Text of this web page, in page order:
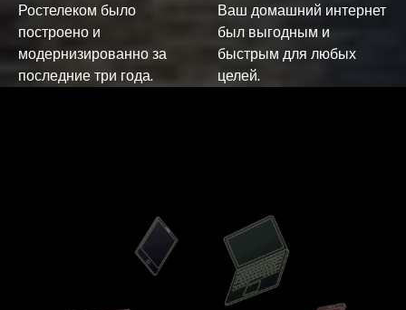
Ростелеком было
построено и
модернизированно за
последние три года.
Ваш домашний интернет
был выгодным и
быстрым для любых
целей.